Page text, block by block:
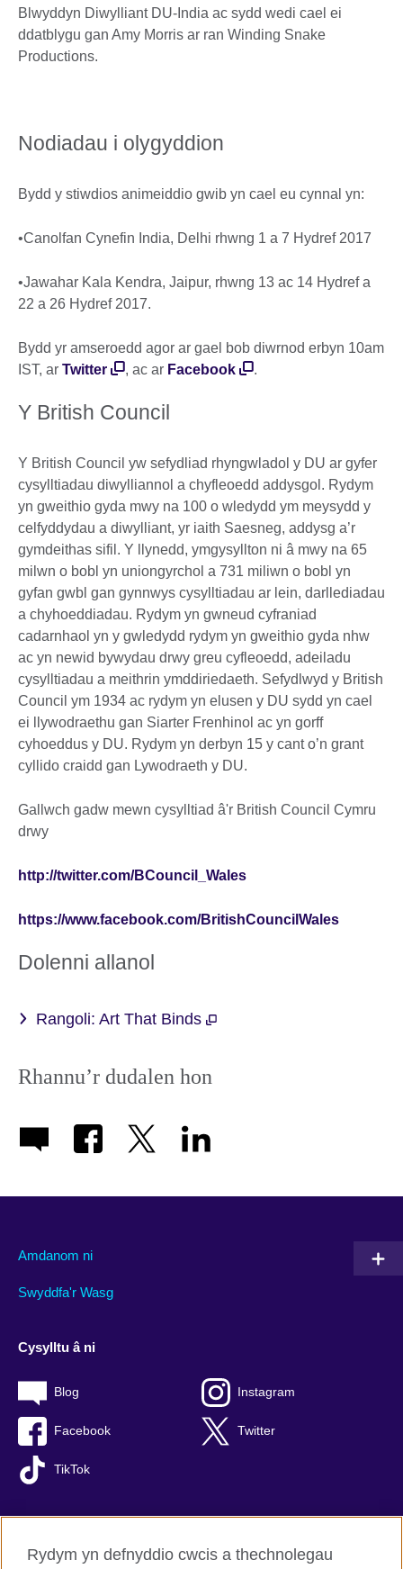
Blwyddyn Diwylliant DU-India ac sydd wedi cael ei
ddatblygu gan Amy Morris ar ran Winding Snake
Productions.
Nodiadau i olygyddion
Bydd y stiwdios animeiddio gwib yn cael eu cynnal yn:
•Canolfan Cynefin India, Delhi rhwng 1 a 7 Hydref 2017
•Jawahar Kala Kendra, Jaipur, rhwng 13 ac 14 Hydref a
22 a 26 Hydref 2017.
Bydd yr amseroedd agor ar gael bob diwrnod erbyn 10am
IST, ar Twitter , ac ar Facebook .
Y British Council
Y British Council yw sefydliad rhyngwladol y DU ar gyfer
cysylltiadau diwylliannol a chyfleoedd addysgol. Rydym
yn gweithio gyda mwy na 100 o wledydd ym meysydd y
celfyddydau a diwylliant, yr iaith Saesneg, addysg a’r
gymdeithas sifil. Y llynedd, ymgysyllton ni â mwy na 65
milwn o bobl yn uniongyrchol a 731 miliwn o bobl yn
gyfan gwbl gan gynnwys cysylltiadau ar lein, darllediadau
a chyhoeddiadau. Rydym yn gwneud cyfraniad
cadarnhaol yn y gwledydd rydym yn gweithio gyda nhw
ac yn newid bywydau drwy greu cyfleoedd, adeiladu
cysylltiadau a meithrin ymddiriedaeth. Sefydlwyd y British
Council ym 1934 ac rydym yn elusen y DU sydd yn cael
ei llywodraethu gan Siarter Frenhinol ac yn gorff
cyhoeddus y DU. Rydym yn derbyn 15 y cant o’n grant
cyllido craidd gan Lywodraeth y DU.
Gallwch gadw mewn cysylltiad â'r British Council Cymru
drwy
http://twitter.com/BCouncil_Wales
https://www.facebook.com/BritishCouncilWales
Dolenni allanol
Rangoli: Art That Binds
Rhannu’r dudalen hon
Amdanom ni
Swyddfa'r Wasg
Cysylltu â ni
Blog Instagram
Facebook Twitter
TikTok
British Council Byd-eang
Rydym yn defnyddio cwcis a thechnolegau